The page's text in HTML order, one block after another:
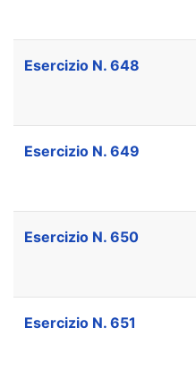
Esercizio N. 648
Esercizio N. 649
Esercizio N. 650
Esercizio N. 651